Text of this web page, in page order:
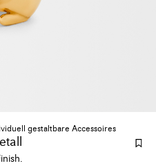
gestaltbare Accessoires